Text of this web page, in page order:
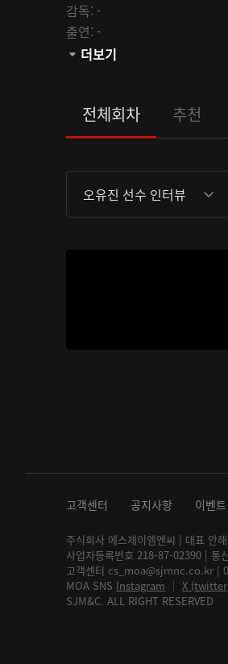
감독: -
출연: -
채널:MOA
더보기
전체회차 추천
오유진 선수 인터뷰
고객센터 공지사항 이벤트
주식회사 에스제이엠엔씨 | 대표 안
사업자등록번호 218-87-02390 | 통
고객센터 cs_moa@sjmnc.co.kr |
MOA SNS Instagram │ X
SJM&C. ALL RIGHT RESERVED